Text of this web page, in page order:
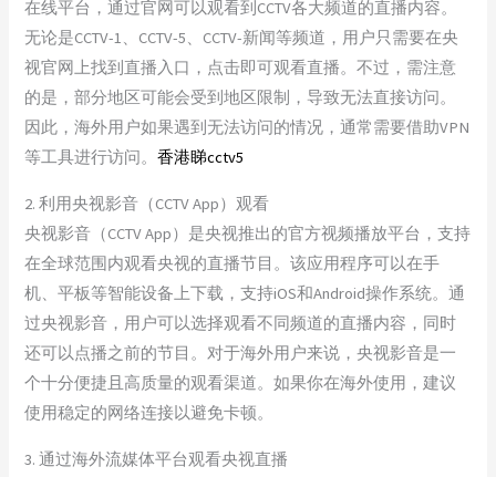
在线平台，通过官网可以观看到CCTV各大频道的直播内容。
无论是CCTV-1、CCTV-5、CCTV-新闻等频道，用户只需要在央
视官网上找到直播入口，点击即可观看直播。不过，需注意
的是，部分地区可能会受到地区限制，导致无法直接访问。
因此，海外用户如果遇到无法访问的情况，通常需要借助VPN
等工具进行访问。香港睇cctv5
2. 利用央视影音（CCTV App）观看
央视影音（CCTV App）是央视推出的官方视频播放平台，支持
在全球范围内观看央视的直播节目。该应用程序可以在手
机、平板等智能设备上下载，支持iOS和Android操作系统。通
过央视影音，用户可以选择观看不同频道的直播内容，同时
还可以点播之前的节目。对于海外用户来说，央视影音是一
个十分便捷且高质量的观看渠道。如果你在海外使用，建议
使用稳定的网络连接以避免卡顿。
3. 通过海外流媒体平台观看央视直播